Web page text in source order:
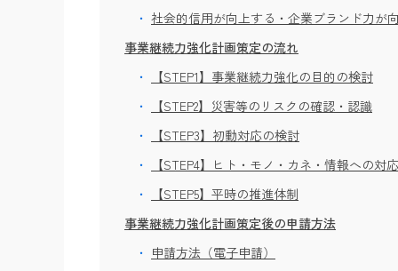
社会的信用が向上する・企業ブランド力が
事業継続力強化計画策定の流れ
【STEP1】事業継続力強化の目的の検討
【STEP2】災害等のリスクの確認・認識
【STEP3】初動対応の検討
【STEP4】ヒト・モノ・カネ・情報への対応
【STEP5】平時の推進体制
事業継続力強化計画策定後の申請方法
申請方法（電子申請）